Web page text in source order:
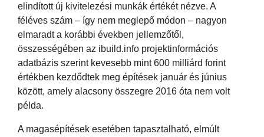
elindított új kivitelezési munkák értékét nézve. A
féléves szám – így nem meglepő módon – nagyon
elmaradt a korábbi években jellemzőtől,
összességében az ibuild.info projektinformációs
adatbázis szerint kevesebb mint 600 milliárd forint
értékben kezdődtek meg építések január és június
között, amely alacsony összegre 2016 óta nem volt
példa.
A magasépítések esetében tapasztalható, elmúlt